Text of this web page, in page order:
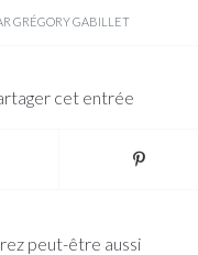
GRÉGORY GABILLET
cet entrée
peut-être aussi